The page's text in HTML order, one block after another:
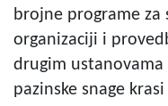
brojne programe za
organizaciji i
drugim
pazinske snage